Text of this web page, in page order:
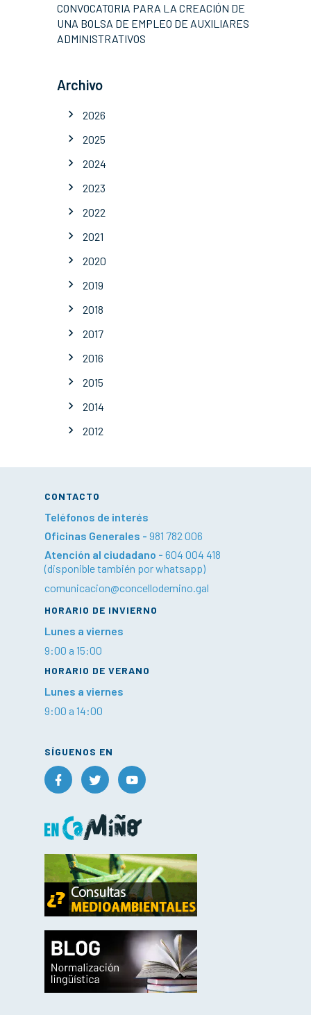
CONVOCATORIA PARA LA CREACIÓN DE
UNA BOLSA DE EMPLEO DE AUXILIARES
ADMINISTRATIVOS
Archivo
2026
2025
2024
2023
2022
2021
2020
2019
2018
2017
2016
2015
2014
2012
CONTACTO
Teléfonos de interés
Oficinas Generales - 981 782 006
Atención al ciudadano - 604 004 418
(disponible también por whatsapp)
comunicacion@concellodemino.gal
HORARIO DE INVIERNO
Lunes a viernes
9:00 a 15:00
HORARIO DE VERANO
Lunes a viernes
9:00 a 14:00
SÍGUENOS EN